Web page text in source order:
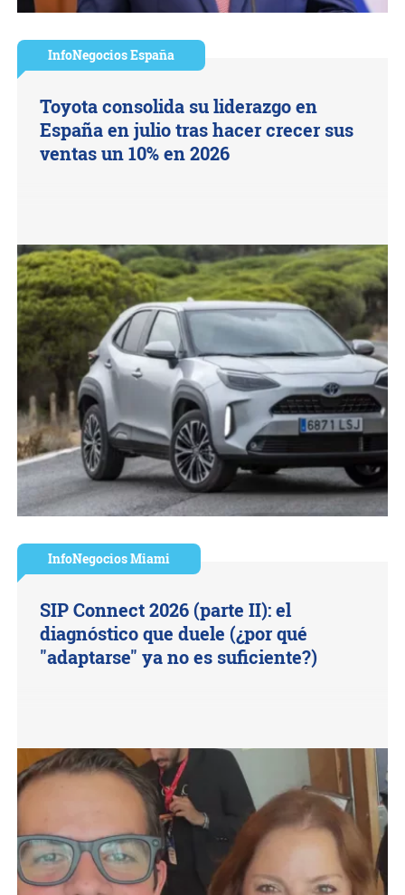
InfoNegocios España
Toyota consolida su liderazgo en
España en julio tras hacer crecer sus
ventas un 10% en 2026
InfoNegocios Miami
SIP Connect 2026 (parte II): el
diagnóstico que duele (¿por qué
"adaptarse" ya no es suficiente?)